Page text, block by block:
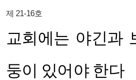
제 21-16호
교회에는 야긴과
둥이 있어야 한다